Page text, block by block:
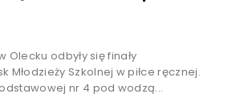
Olecku odbyły się finały
Młodzieży Szkolnej w piłce ręcznej.
nr 4 pod wodzą...